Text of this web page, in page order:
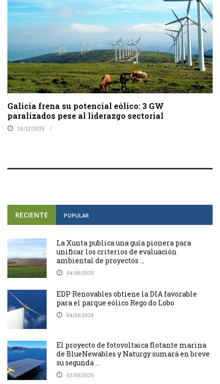
Galicia frena su potencial eólico: 3 GW
paralizados pese al liderazgo sectorial
18/12/2025
RECIENTE POPULAR
La Xunta publica una guía pionera para
unificar los criterios de evaluación
ambiental de proyectos ...
04/08/2026
EDP Renovables obtiene la DIA favorable
para el parque eólico Rego do Lobo
04/08/2026
El proyecto de fotovoltaica flotante marina
de BlueNewables y Naturgy sumará en breve
su segunda ...
03/08/2026